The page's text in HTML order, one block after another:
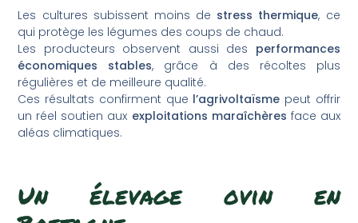
Les cultures subissent moins de stress thermique, ce
qui protège les légumes des coups de chaud.
Les producteurs observent aussi des performances
économiques stables, grâce à des récoltes plus
régulières et de meilleure qualité.
Ces résultats confirment que l’agrivoltaïsme peut offrir
un réel soutien aux exploitations maraîchères face aux
aléas climatiques.
Un élevage ovin en